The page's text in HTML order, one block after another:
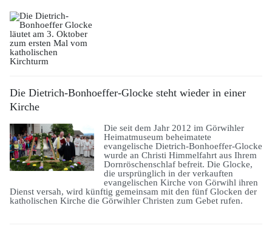
Die Dietrich-Bonhoeffer-Glocke steht wieder in einer
Kirche
Die seit dem Jahr 2012 im Görwihler
Heimatmuseum beheimatete
evangelische Dietrich-Bonhoeffer-Glocke
wurde an Christi Himmelfahrt aus Ihrem
Dornröschenschlaf befreit. Die Glocke,
die ursprünglich in der verkauften
evangelischen Kirche von Görwihl ihren
Dienst versah, wird künftig gemeinsam mit den fünf Glocken der
katholischen Kirche die Görwihler Christen zum Gebet rufen.